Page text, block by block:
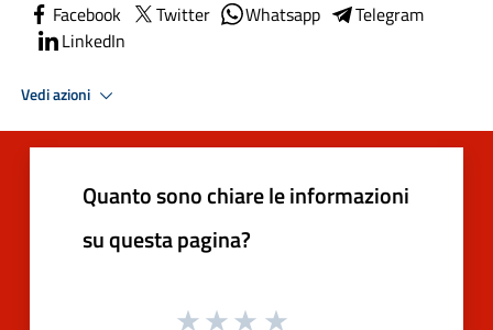
Facebook Twitter Whatsapp
Telegram
LinkedIn
Vedi azioni
Quanto sono chiare le informazioni
su questa pagina?